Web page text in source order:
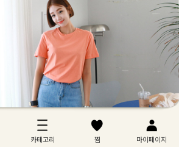
카테고리 찜 마이페이지